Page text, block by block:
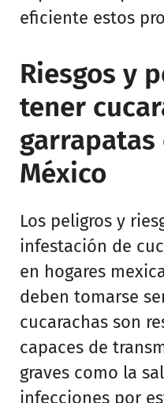
eficiente estos
Riesgos y
tener
garrapatas
México
Los peligros y
infestación de
en hogares
deben tomarse
cucarachas son
capaces de
graves como la
infecciones por